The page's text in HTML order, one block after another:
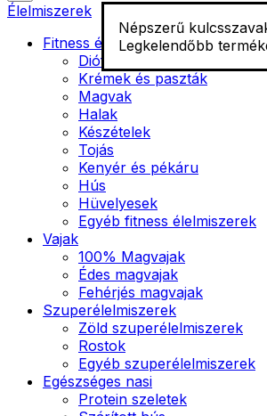
Népszerű
Legkelendőbb
Élelmiszerek
Fitness élelmiszer
Diófélék
Krémek és paszták
Magvak
Halak
Készételek
Tojás
Kenyér és pékáru
Hús
Hüvelyesek
Egyéb fitness élelmiszerek
Vajak
100% Magvajak
Édes magvajak
Fehérjés magvajak
Szuperélelmiszerek
Zöld szuperélelmiszerek
Rostok
Egyéb szuperélelmiszerek
Egészséges nasi
Protein szeletek